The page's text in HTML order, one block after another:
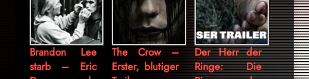
Brandon Lee
starb – Eric
The Crow –
Erster, blutiger
Der Herr der
Ringe: Die